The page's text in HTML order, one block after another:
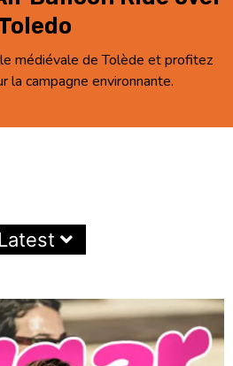
médiévale de Tolède et profitez
la campagne environnante.
Latest